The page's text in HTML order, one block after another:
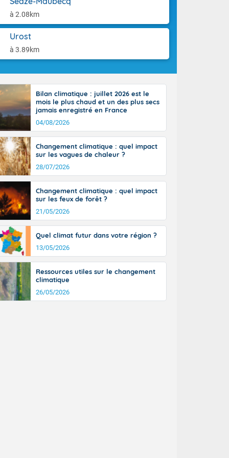
à 2.08km
Urost
à 3.89km
sur
avec des
sur le sud
sur la
entre 50 et
résiste sur
Alpes à
et 20
du
50-60 km/h
les
l'après-
général, 14
il fait
30 à 35
Bilan climatique : juillet 2026 est le
mois le plus chaud et un des plus secs
jamais enregistré en France
04/08/2026
Changement climatique : quel impact
sur les vagues de chaleur ?
28/07/2026
Changement climatique : quel impact
sur les feux de forêt ?
21/05/2026
Quel climat futur dans votre région ?
13/05/2026
Ressources utiles sur le changement
climatique
26/05/2026